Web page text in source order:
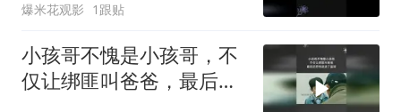
爆米花观影 1跟贴
小孩哥不愧是小孩哥，不
仅让绑匪叫爸爸，最后还